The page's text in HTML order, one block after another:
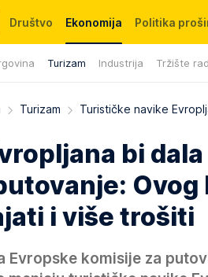
Društvo Ekonomija
Turizam Industrija Tržište
Politika
Turizam Turističke navike
bi
i više trošiti
Evropske komisije za